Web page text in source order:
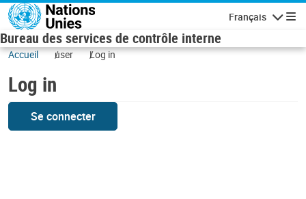
Skip to main content
Français
Bureau des services de contrôle interne
Accueil user Log in
Log in
Se connecter